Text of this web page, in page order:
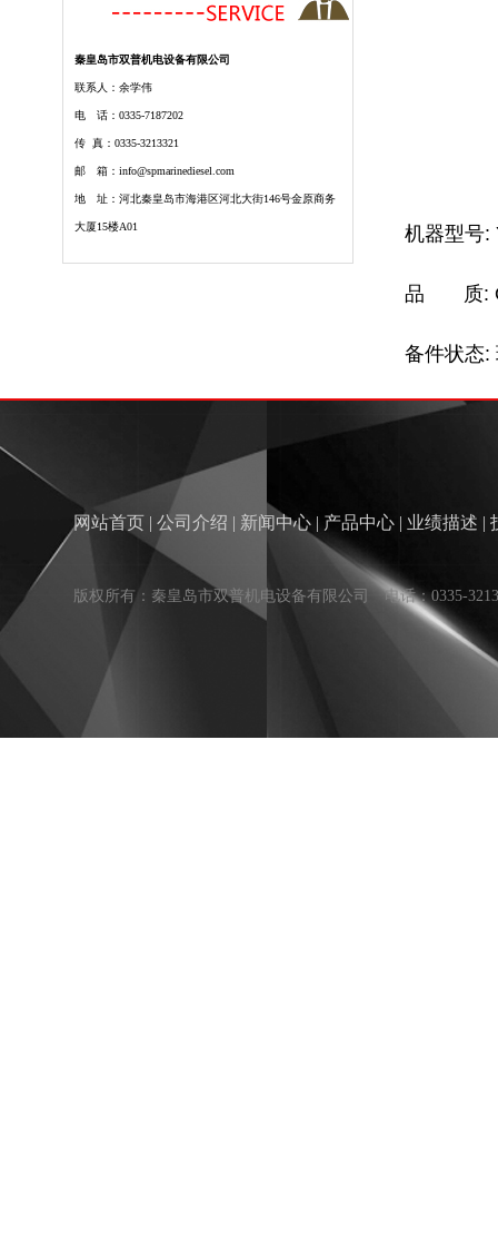
秦皇岛市双普机电设备有限公司
联系人：余学伟
电 话：0335-7187202
传 真：0335-3213321
邮 箱：info@spmarinediesel.com
地 址：河北秦皇岛市海港区河北大街146号金原商务
大厦15楼A01 机器型号:
品 质:
备件状态:
网站首页 | 公司介绍 | 新闻中心 | 产品中心 | 业绩描述 |
版权所有：秦皇岛市双普机电设备有限公司 电话：0335-